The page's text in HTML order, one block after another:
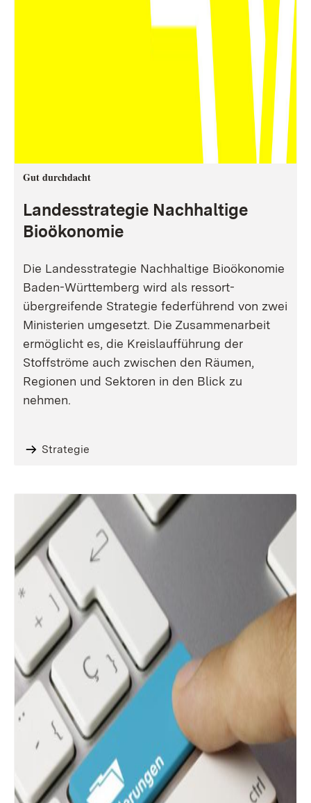
Gut durchdacht
Landesstrategie Nachhaltige
Bioökonomie
Die Landesstrategie Nachhaltige Bioökonomie
Baden-Württemberg wird als ressort-
übergreifende Strategie federführend von zwei
Ministerien umgesetzt. Die Zusammenarbeit
ermöglicht es, die Kreislaufführung der
Stoffströme auch zwischen den Räumen,
Regionen und Sektoren in den Blick zu
nehmen.
Strategie